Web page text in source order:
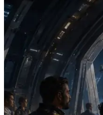
2026.07.04
ERPC lança
x402 — A era em
pagam sob